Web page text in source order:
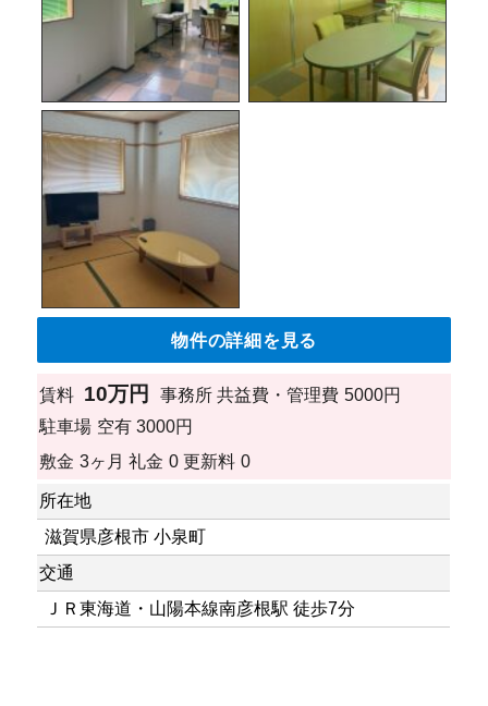
物件の詳細を見る
賃料 10万円 事務所 共益費・管理費 5000円
駐車場 空有 3000円
敷金 3ヶ月 礼金 0 更新料 0
所在地
滋賀県彦根市 小泉町
交通
ＪＲ東海道・山陽本線南彦根駅 徒歩7分